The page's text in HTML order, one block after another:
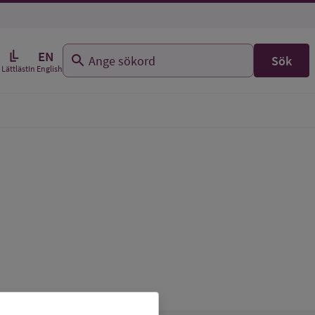
Lättläst
EN
In English Sök